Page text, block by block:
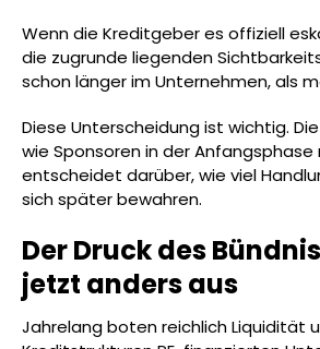
Wenn die Kreditgeber es offiziell
die zugrunde liegenden
schon länger im Unternehmen, als
Diese Unterscheidung ist wichtig.
wie Sponsoren in der Anfangsphase
entscheidet darüber, wie viel
sich später bewahren.
Der Druck des
jetzt anders aus
Jahrelang boten reichlich Liquidität